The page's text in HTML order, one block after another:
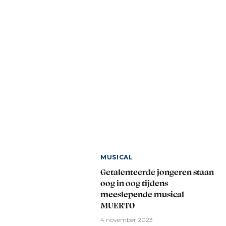
MUSICAL
Getalenteerde jongeren staan
oog in oog tijdens
meeslepende musical
MUERTO
4 november 2023